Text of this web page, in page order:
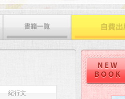
紀行文